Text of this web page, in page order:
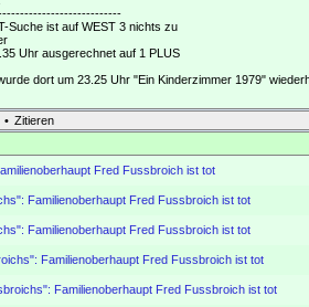
Suche ist auf WEST 3 nichts zu
Uhr ausgerechnet auf 1 PLUS
dort um 23.25 Uhr "Ein Kinderzimmer 1979"
• Zitieren
Fred Fussbroich ist tot
Familienoberhaupt Fred Fussbroich ist tot
Familienoberhaupt Fred Fussbroich ist tot
Familienoberhaupt Fred Fussbroich ist tot
Familienoberhaupt Fred Fussbroich ist tot